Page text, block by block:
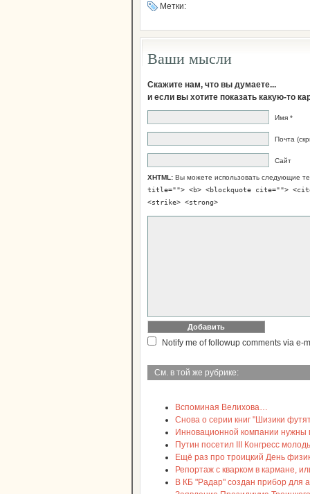
Метки:
Ваши мысли
Скажите нам, что вы думаете...
и если вы хотите показать какую-то
Имя *
Почта
Сайт
XHTML: Вы можете использовать следующие
title=""> <b> <blockquote cite="">
<strike> <strong>
Notify me of followup comments via e-
См. в той же рубрике:
Вспоминая Велихова…
Снова о серии книг "Шизики
Инновационной компании нужны
Путин посетил III Конгресс
Ещё раз про троицкий День
Репортаж с кварком в кармане,
В КБ "Радар" создан прибор для